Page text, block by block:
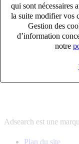
qui sont nécessaires
la suite modifier vos
Gestion des
d’information
notre
6 solutions
s'adapter à vos
10 univers
connaître votre
proximité avec
Adsearch est une
Plan du site